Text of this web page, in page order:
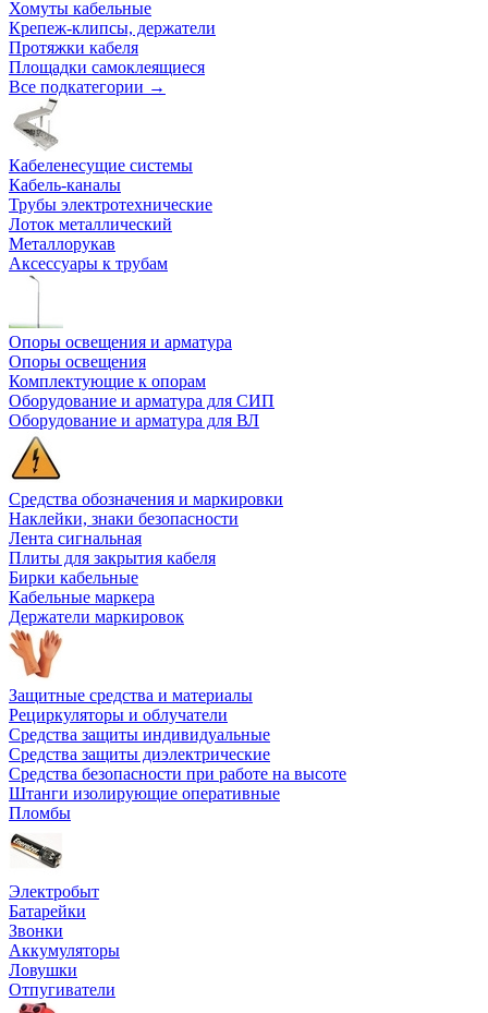
Хомуты кабельные
Крепеж-клипсы, держатели
Протяжки кабеля
Площадки самоклеящиеся
Все подкатегории →
Кабеленесущие системы
Кабель-каналы
Трубы электротехнические
Лоток металлический
Металлорукав
Аксессуары к трубам
Опоры освещения и арматура
Опоры освещения
Комплектующие к опорам
Оборудование и арматура для СИП
Оборудование и арматура для ВЛ
Средства обозначения и маркировки
Наклейки, знаки безопасности
Лента сигнальная
Плиты для закрытия кабеля
Бирки кабельные
Кабельные маркера
Держатели маркировок
Защитные средства и материалы
Рециркуляторы и облучатели
Средства защиты индивидуальные
Средства защиты диэлектрические
Средства безопасности при работе на высоте
Штанги изолирующие оперативные
Пломбы
Электробыт
Батарейки
Звонки
Аккумуляторы
Ловушки
Отпугиватели